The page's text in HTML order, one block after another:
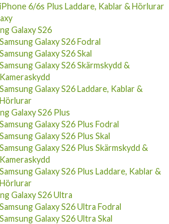
Galaxy S26
Samsung Galaxy S26 Fodral
Samsung Galaxy S26 Skal
Samsung Galaxy S26 Skärmskydd &
Kameraskydd
Samsung Galaxy S26 Laddare, Kablar &
Hörlurar
Galaxy S26 Plus
Samsung Galaxy S26 Plus Fodral
Samsung Galaxy S26 Plus Skal
Samsung Galaxy S26 Plus Skärmskydd &
Kameraskydd
Samsung Galaxy S26 Plus Laddare, Kablar &
Hörlurar
Galaxy S26 Ultra
Samsung Galaxy S26 Ultra Fodral
Samsung Galaxy S26 Ultra Skal
Samsung Galaxy S26 Ultra Skärmskydd &